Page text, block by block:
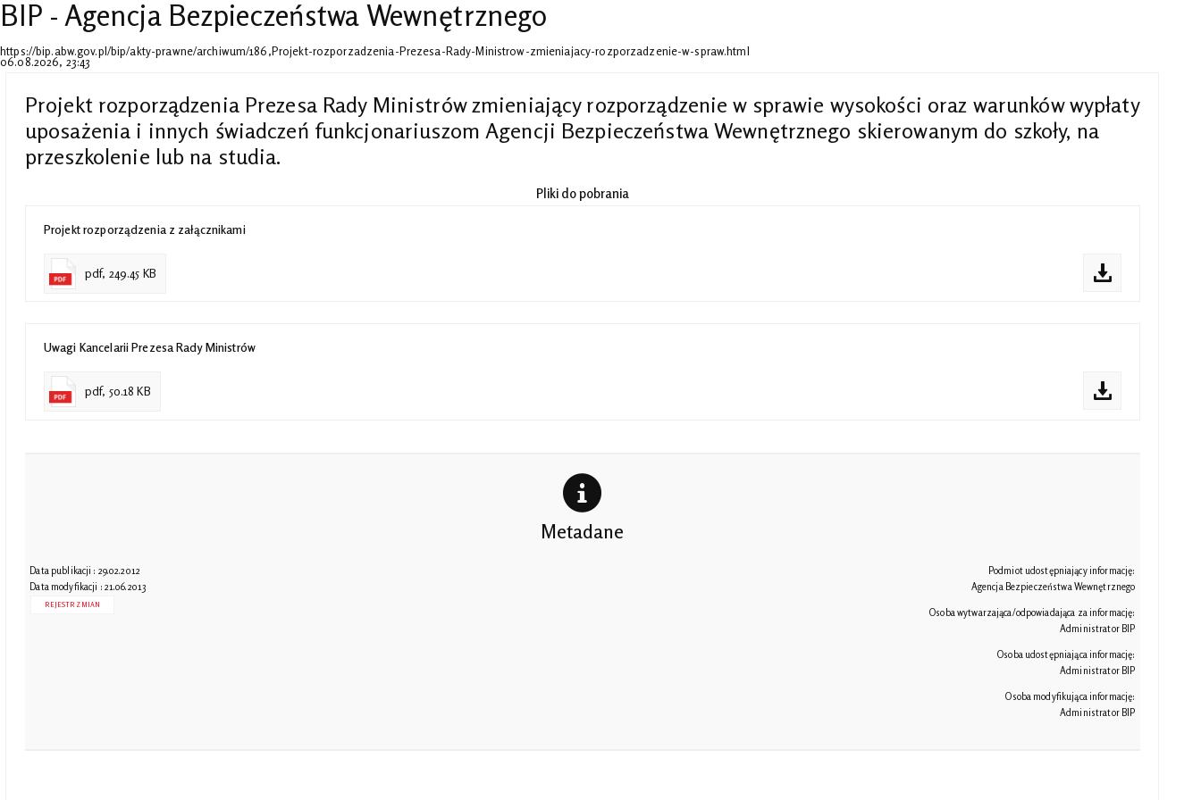
BIP - Agencja Bezpieczeństwa Wewnętrznego
https://bip.abw.gov.pl/bip/akty-prawne/archiwum/186,Projekt-rozporzadzenia-Prezesa-Rady-Ministrow-zmieniajacy-rozporzadzenie-w-spraw.html
06.08.2026, 23:43
Projekt rozporządzenia Prezesa Rady Ministrów zmieniający rozporządzenie w sprawie wysokości oraz warunków wypłaty
uposażenia i innych świadczeń funkcjonariuszom Agencji Bezpieczeństwa Wewnętrznego skierowanym do szkoły, na
przeszkolenie lub na studia.
Pliki do pobrania
Projekt rozporządzenia z załącznikami
pdf, 249.45 KB
Uwagi Kancelarii Prezesa Rady Ministrów
pdf, 50.18 KB
Metadane
Data publikacji : 29.02.2012
Data modyfikacji : 21.06.2013
REJESTR ZMIAN
Podmiot udostępniający informację:
Agencja Bezpieczeństwa Wewnętrznego
Osoba wytwarzająca/odpowiadająca za informację:
Administrator BIP
Osoba udostępniająca informację:
Administrator BIP
Osoba modyfikująca informację:
Administrator BIP